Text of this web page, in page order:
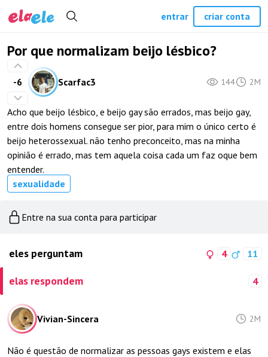
Por que normalizam beijo lésbico?
-6 Scarfac3 144 2M
Acho que beijo lésbico, e beijo gay são errados, mas beijo gay,
entre dois homens consegue ser pior, para mim o único certo é
beijo heterossexual. não tenho preconceito, mas na minha
opinião é errado, mas tem aquela coisa cada um faz oque bem
entender.
sexualidade
Entre na sua conta para participar
eles perguntam 4 11
elas respondem 4
Vivian-Sincera 2M
Não é questão de normalizar as pessoas gays existem e elas
entrar criar conta